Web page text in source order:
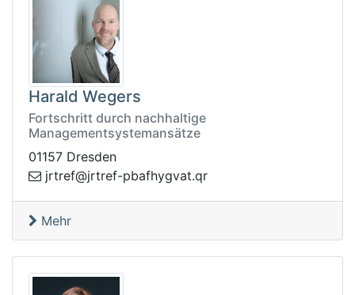
Harald Wegers
Fortschritt durch nachhaltige
Managementsystemansätze
01157 Dresden
rq.tavgyhfabp-fertrj@fertrj
Mehr